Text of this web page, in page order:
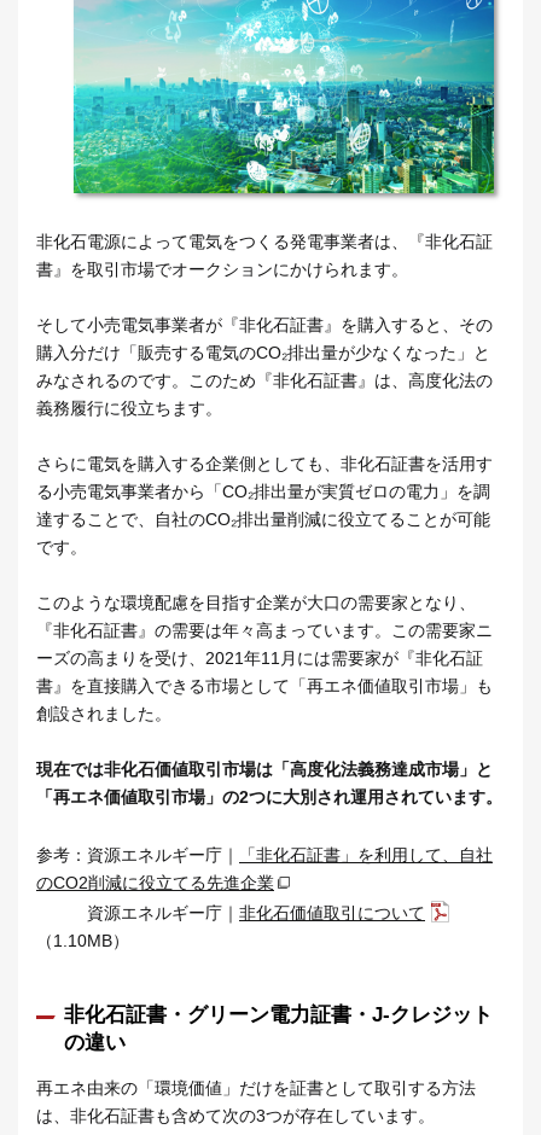
非化石電源によって電気をつくる発電事業者は、『非化石証
書』を取引市場でオークションにかけられます。
そして小売電気事業者が『非化石証書』を購入すると、その
購入分だけ「販売する電気のCO₂排出量が少なくなった」と
みなされるのです。このため『非化石証書』は、高度化法の
義務履行に役立ちます。
さらに電気を購入する企業側としても、非化石証書を活用す
る小売電気事業者から「CO₂排出量が実質ゼロの電力」を調
達することで、自社のCO₂排出量削減に役立てることが可能
です。
このような環境配慮を目指す企業が大口の需要家となり、
『非化石証書』の需要は年々高まっています。この需要家ニ
ーズの高まりを受け、2021年11月には需要家が『非化石証
書』を直接購入できる市場として「再エネ価値取引市場」も
創設されました。
現在では非化石価値取引市場は「高度化法義務達成市場」と
「再エネ価値取引市場」の2つに大別され運用されています。
参考：資源エネルギー庁｜
「非化石証書」を利用して、自社
のCO2削減に役立てる先進企業
資源エネルギー庁｜ 非化石価値取引について
（1.10MB）
非化石証書・グリーン電力証書・J-クレジット
の違い
再エネ由来の「環境価値」だけを証書として取引する方法
は、非化石証書も含めて次の3つが存在しています。